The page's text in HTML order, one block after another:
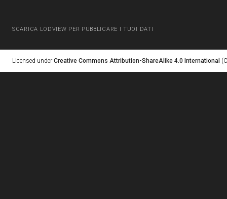
SCARICA LODVIEW PER PUBBLICARE I TUOI DATI
Licensed under Creative Commons Attribution-ShareAlike 4.0 International